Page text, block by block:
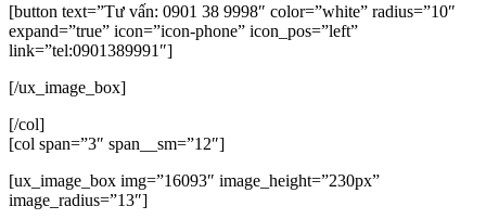
[button text=”Tư vấn: 0901 38 9998″ color=”white” radius=”10″
expand=”true” icon=”icon-phone” icon_pos=”left”
link=”tel:0901389991″]
[/ux_image_box]
[/col]
[col span=”3″ span__sm=”12″]
[ux_image_box img=”16093″ image_height=”230px”
image_radius=”13″]